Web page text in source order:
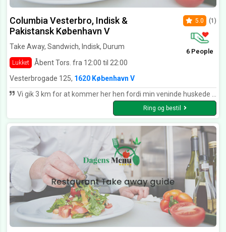
Columbia Vesterbro, Indisk &
Pakistansk København V
Take Away, Sandwich, Indisk, Durum
Lukket Åbent Tors. fra 12:00 til 22:00
5.0 (1)
6 People
Vesterbrogade 125, 1620 København V
Vi gik 3 km for at kommer her hen fordi min veninde huskede at hun kunne lide deres butter chicken. Nå men vi kommer her hen og får lov til at smage en smags prøve for at være sikker på at det er den rigtigt. Og ja det var det. Den smager fantastisk 🥰🥰🥰
Ring og bestil